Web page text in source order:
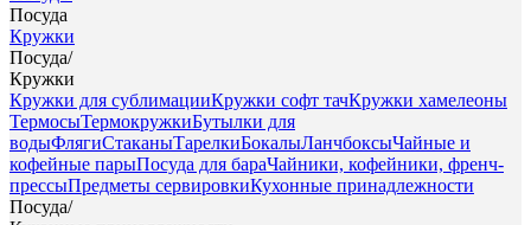
Посуда
Кружки
Посуда/
Кружки
Кружки для сублимацииКружки софт тачКружки хамелеоны
ТермосыТермокружкиБутылки для
водыФлягиСтаканыТарелкиБокалыЛанчбоксыЧайные и
кофейные парыПосуда для бараЧайники, кофейники, френч-
прессыПредметы сервировкиКухонные принадлежности
Посуда/